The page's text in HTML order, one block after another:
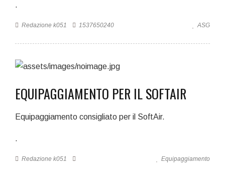
.
Redazione k051 1537650240 ASG
EQUIPAGGIAMENTO PER IL SOFTAIR
Equipaggiamento consigliato per il SoftAir.
.
Redazione k051 Equipaggiamento